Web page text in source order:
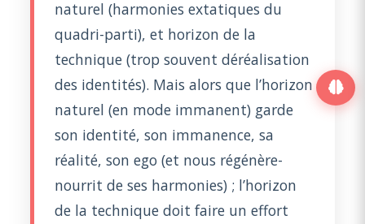
naturel (harmonies extatiques du
quadri-parti), et horizon de la
technique (trop souvent déréalisation
des identités). Mais alors que l’horizon
naturel (en mode immanent) garde
son identité, son immanence, sa
réalité, son ego (et nous régénère-
nourrit de ses harmonies) ; l’horizon
de la technique doit faire un effort